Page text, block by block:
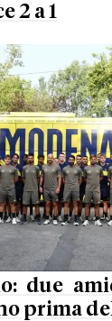
2 a 1
due
prima